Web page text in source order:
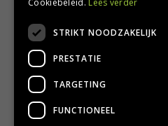
Bezorgen en afhalen
Retourbeleid
Algemene voorwaarden
Privacy Policy
Privacy statement
Cookiebeleid. Lees verder
STRIKT NOODZAKELIJK
PRESTATIE
TARGETING
FUNCTIONEEL